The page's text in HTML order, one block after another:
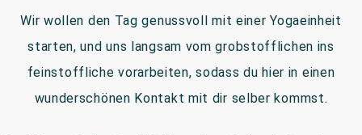
Wir wollen den Tag genussvoll mit einer Yogaeinheit
starten, und uns langsam vom grobstofflichen ins
feinstoffliche vorarbeiten, sodass du hier in einen
wunderschönen Kontakt mit dir selber kommst.